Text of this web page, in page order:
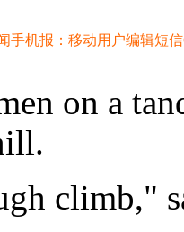
手机报：移动用户编辑短信
on a
climb,"